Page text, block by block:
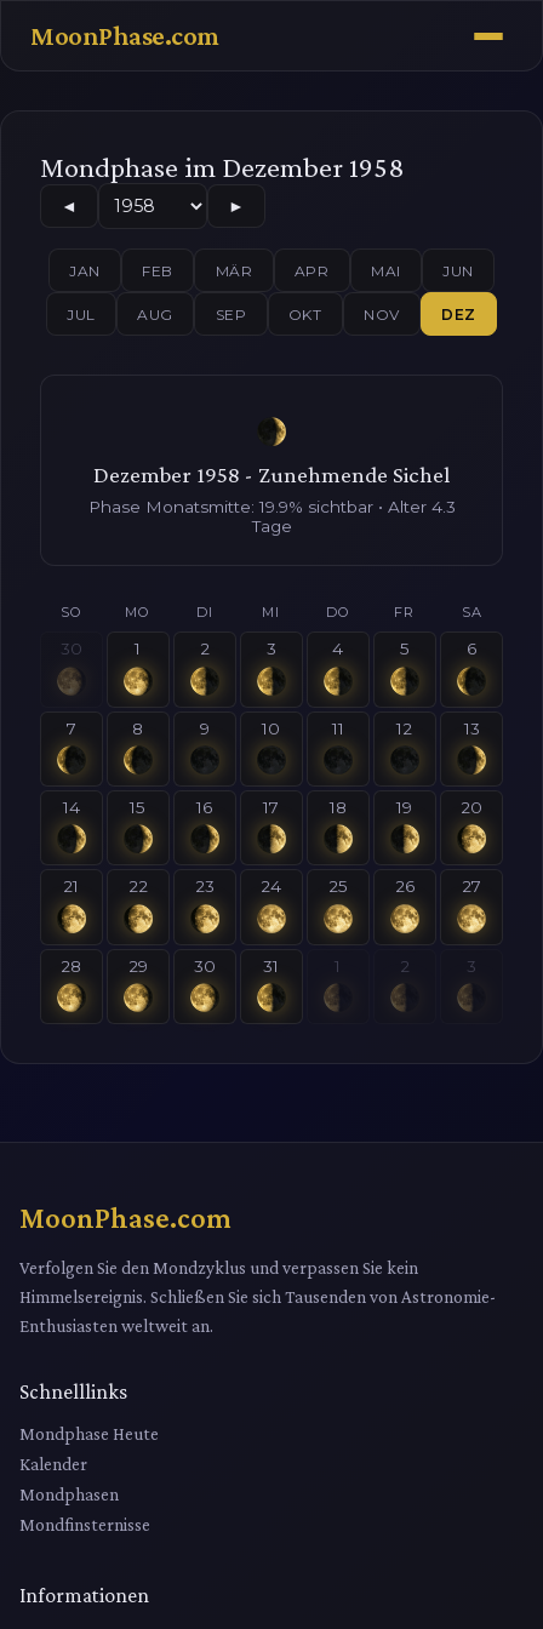
MoonPhase.com
Mondphase im Dezember 1958
◄ ►
JAN FEB MÄR APR MAI JUN
JUL AUG SEP OKT NOV DEZ
Dezember 1958 - Zunehmende Sichel
Phase Monatsmitte: 19.9% sichtbar • Alter 4.3
Tage
SO MO DI MI DO FR SA
30 1 2 3 4 5 6
7 8 9 10 11 12 13
14 15 16 17 18 19 20
21 22 23 24 25 26 27
28 29 30 31 1 2 3
MoonPhase.com
Verfolgen Sie den Mondzyklus und verpassen Sie kein
Himmelsereignis. Schließen Sie sich Tausenden von Astronomie-
Enthusiasten weltweit an.
Schnelllinks
Mondphase Heute
Kalender
Mondphasen
Mondfinsternisse
Informationen